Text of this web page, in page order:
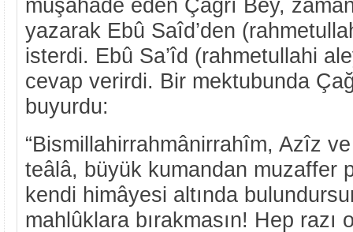
yazarak Ebû Saîd’den
isterdi. Ebû Sa’îd (rahmetullahi
cevap verirdi. Bir mektubunda
buyurdu:
“Bismillahirrahmânirrahîm, Azîz
teâlâ, büyük kumandan muzaffer
kendi himâyesi altında
mahlûklara bırakmasın! Hep razı